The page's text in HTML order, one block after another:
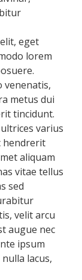
eget
lorem
venenatis,
metus dui
tincidunt.
varius
hendrerit
aliquam
vitae tellus
sed
velit arcu
augue nec
ipsum
lacus,